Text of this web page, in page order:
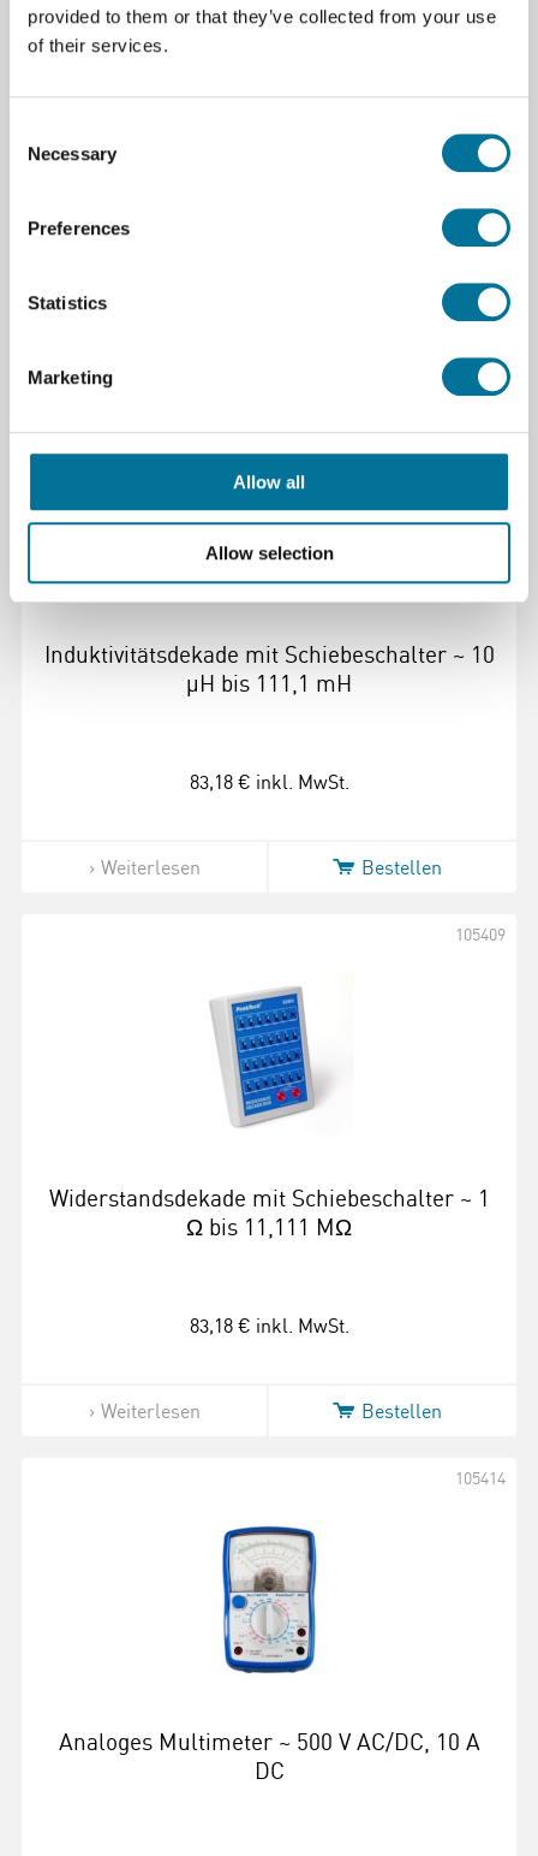
provided to them or that they’ve collected from your use
of their services.
Selection
Necessary
Preferences
Statistics
Marketing
Allow all
Allow selection
Analoges Amperemeter ~ 10 A AC/DC
Induktivitätsdekade mit Schiebeschalter ~ 10
µH bis 111,1 mH
105411
83,18 € inkl. MwSt.
Weiterlesen Bestellen
Widerstandsdekade mit Schiebeschalter ~ 1
Ω bis 11,111 MΩ
105409
83,18 € inkl. MwSt.
Weiterlesen Bestellen
Analoges Multimeter ~ 500 V AC/DC, 10 A
DC
105414